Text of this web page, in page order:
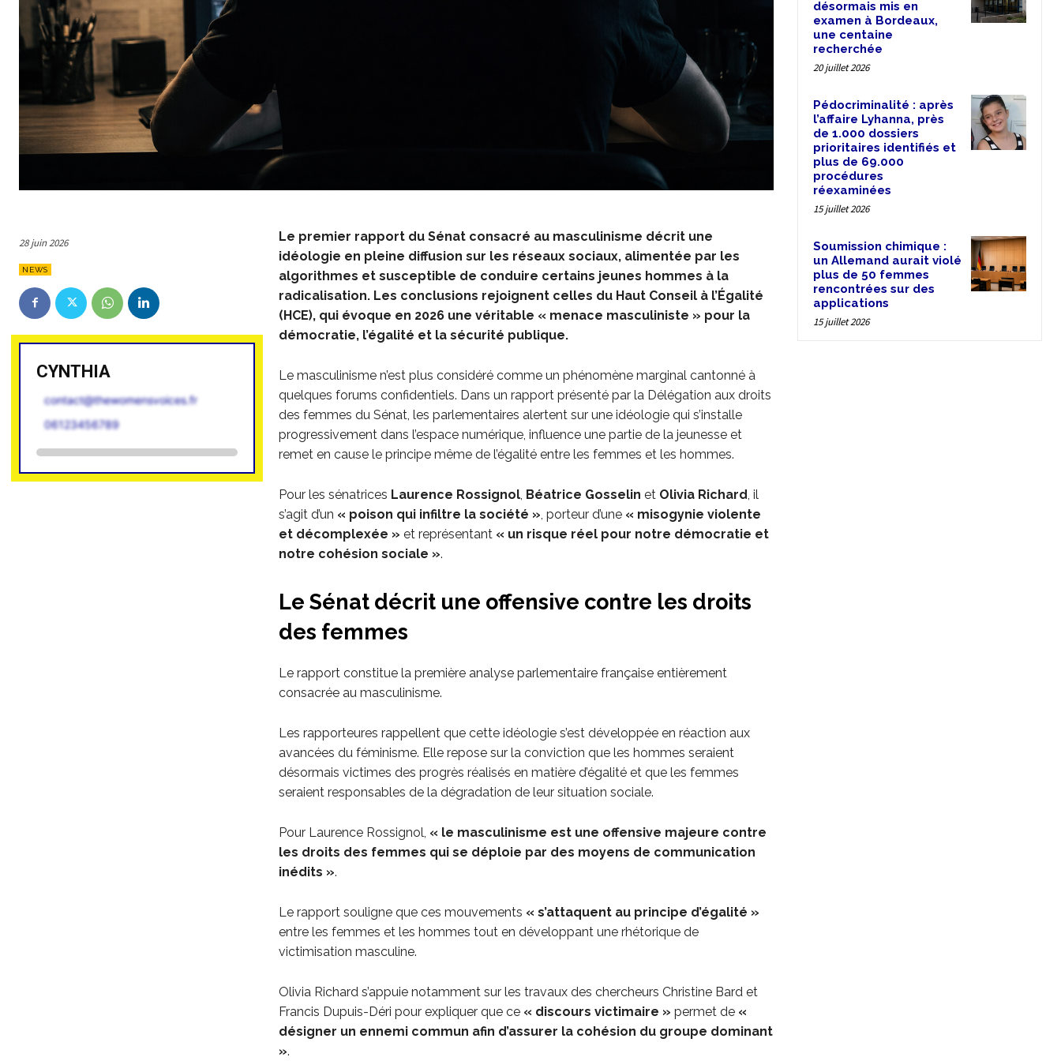
28 juin 2026
NEWS
CYNTHIA
contact@thewomensvoices.fr
06123456789
Le premier rapport du Sénat consacré au masculinisme décrit une
idéologie en pleine diffusion sur les réseaux sociaux, alimentée par les
algorithmes et susceptible de conduire certains jeunes hommes à la
radicalisation. Les conclusions rejoignent celles du Haut Conseil à l’Égalité
(HCE), qui évoque en 2026 une véritable « menace masculiniste » pour la
démocratie, l’égalité et la sécurité publique.
Le masculinisme n’est plus considéré comme un phénomène marginal cantonné à
quelques forums confidentiels. Dans un rapport présenté par la Délégation aux droits
des femmes du Sénat, les parlementaires alertent sur une idéologie qui s’installe
progressivement dans l’espace numérique, influence une partie de la jeunesse et
remet en cause le principe même de l’égalité entre les femmes et les hommes.
Pour les sénatrices Laurence Rossignol, Béatrice Gosselin et Olivia Richard, il
s’agit d’un « poison qui infiltre la société », porteur d’une « misogynie violente
et décomplexée » et représentant « un risque réel pour notre démocratie et
notre cohésion sociale ».
Le Sénat décrit une offensive contre les droits
des femmes
Le rapport constitue la première analyse parlementaire française entièrement
consacrée au masculinisme.
Les rapporteures rappellent que cette idéologie s’est développée en réaction aux
avancées du féminisme. Elle repose sur la conviction que les hommes seraient
désormais victimes des progrès réalisés en matière d’égalité et que les femmes
seraient responsables de la dégradation de leur situation sociale.
Pour Laurence Rossignol, « le masculinisme est une offensive majeure contre
les droits des femmes qui se déploie par des moyens de communication
inédits ».
Le rapport souligne que ces mouvements « s’attaquent au principe d’égalité »
entre les femmes et les hommes tout en développant une rhétorique de
victimisation masculine.
Olivia Richard s’appuie notamment sur les travaux des chercheurs Christine Bard et
Francis Dupuis-Déri pour expliquer que ce « discours victimaire » permet de «
désigner un ennemi commun afin d’assurer la cohésion du groupe dominant
».
désormais mis en
examen à Bordeaux,
une centaine
recherchée
20 juillet 2026
Pédocriminalité : après
l’affaire Lyhanna, près
de 1.000 dossiers
prioritaires identifiés et
plus de 69.000
procédures
réexaminées
15 juillet 2026
Soumission chimique :
un Allemand aurait violé
plus de 50 femmes
rencontrées sur des
applications
15 juillet 2026